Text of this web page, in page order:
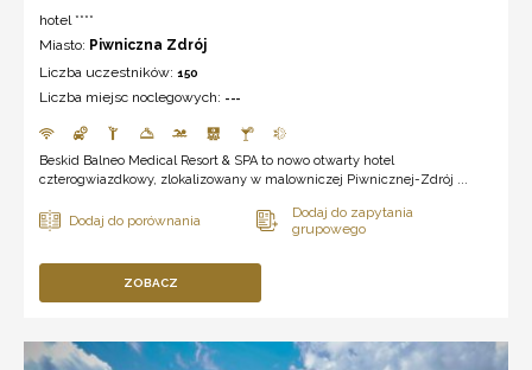
hotel ****
Miasto: Piwniczna Zdrój
Liczba uczestników: 150
Liczba miejsc noclegowych: ---
Beskid Balneo Medical Resort & SPA to nowo otwarty hotel
czterogwiazdkowy, zlokalizowany w malowniczej Piwnicznej-Zdrój ...
ZOBACZ